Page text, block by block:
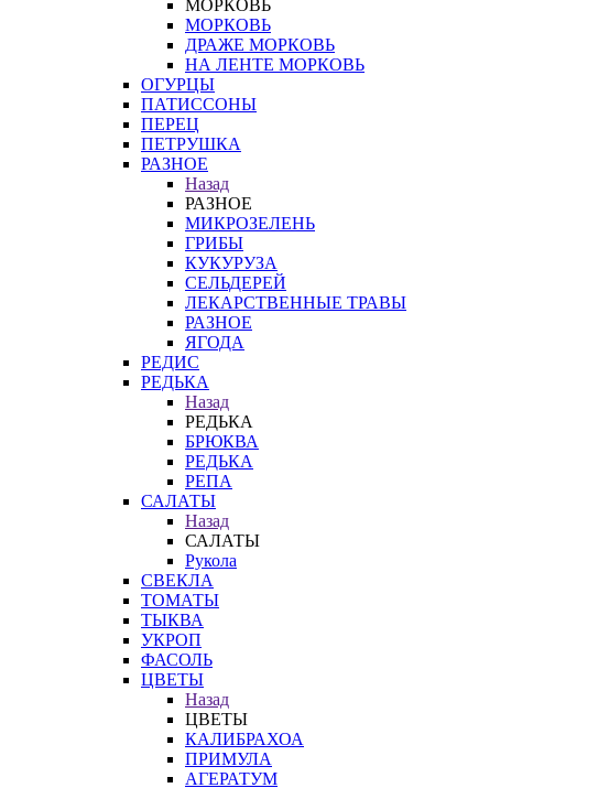
МОРКОВЬ
МОРКОВЬ
ДРАЖЕ МОРКОВЬ
НА ЛЕНТЕ МОРКОВЬ
ОГУРЦЫ
ПАТИССОНЫ
ПЕРЕЦ
ПЕТРУШКА
РАЗНОЕ
Назад
РАЗНОЕ
МИКРОЗЕЛЕНЬ
ГРИБЫ
КУКУРУЗА
СЕЛЬДЕРЕЙ
ЛЕКАРСТВЕННЫЕ ТРАВЫ
РАЗНОЕ
ЯГОДА
РЕДИС
РЕДЬКА
Назад
РЕДЬКА
БРЮКВА
РЕДЬКА
РЕПА
САЛАТЫ
Назад
САЛАТЫ
Рукола
СВЕКЛА
ТОМАТЫ
ТЫКВА
УКРОП
ФАСОЛЬ
ЦВЕТЫ
Назад
ЦВЕТЫ
КАЛИБРАХОА
ПРИМУЛА
АГЕРАТУМ